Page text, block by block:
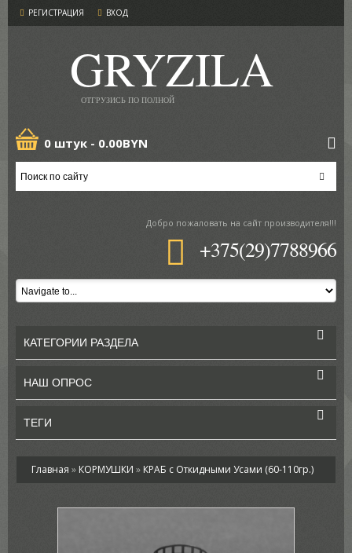
РЕГИСТРАЦИЯ ВХОД
GRYZILA
ОТГРУЗИСЬ ПО ПОЛНОЙ
0 штук - 0.00BYN
Добро пожаловать на сайт производителя!!!
+375(29)7788966
КАТЕГОРИИ РАЗДЕЛА
НАШ ОПРОС
ТЕГИ
Главная » КОРМУШКИ » КРАБ с Откидными Усами (60-110гр.)